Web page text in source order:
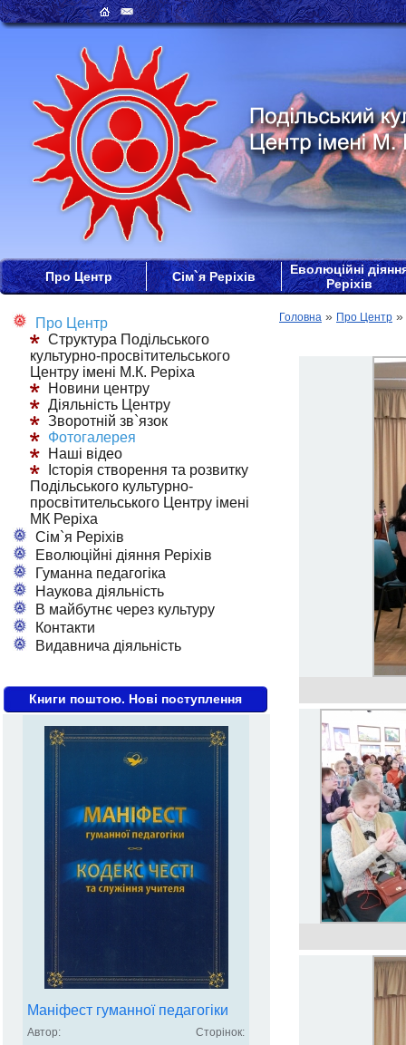
Про Центр Сім`я Реріхів
Еволюційні
Реріхів
Про Центр
Структура Подільського
культурно-просвітительського
Центру імені М.К. Реріха
Новини центру
Діяльність Центру
Зворотній зв`язок
Фотогалерея
Наші відео
Історія створення та розвитку
Подільського культурно-
просвітительського Центру імені
МК Реріха
Сім`я Реріхів
Еволюційні діяння Реріхів
Гуманна педагогіка
Наукова діяльність
В майбутнє через культуру
Контакти
Видавнича діяльність
Книги поштою. Нові поступлення
Маніфест гуманної педагогіки
Автор:
Сторінок:
Головна » Про Центр »